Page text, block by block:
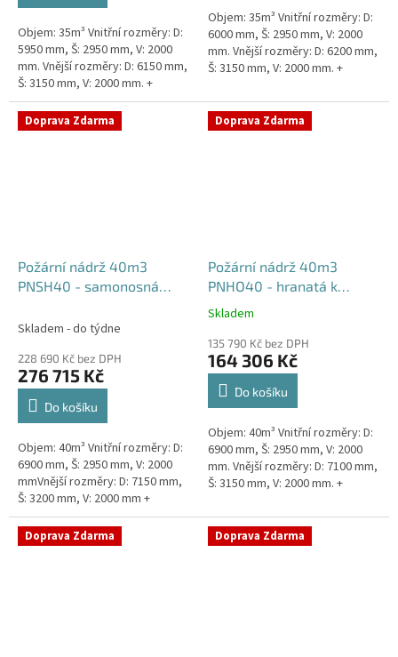
Objem: 35m³ Vnitřní rozměry: D:
5950 mm, Š: 2950 mm, V: 2000
mm. Vnější rozměry: D: 6150 mm,
Š: 3150 mm, V: 2000 mm. +
komínek. Běžná doba dodání 2-3
týdny od objednávky....
hvězdiček.
Objem: 35m³ Vnitřní rozměry: D:
6000 mm, Š: 2950 mm, V: 2000
mm. Vnější rozměry: D: 6200 mm,
Š: 3150 mm, V: 2000 mm. +
týdny od objednávky....
Doprava Zdarma
Požární nádrž 40m3
PNSH40 - samonosná
Skladem - do týdne
228 690 Kč bez DPH
276 715 Kč
Do košíku
Objem: 40m³ Vnitřní rozměry: D:
6900 mm, Š: 2950 mm, V: 2000
mmVnější rozměry: D: 7150 mm,
Š: 3200 mm, V: 2000 mm +
komínek Běžná doba dodání 2-3
týdny od objednávky. Rozměry...
Doprava Zdarma
Požární nádrž 40m3
PNHO40 - hranatá k
obetonování
Průměrné
produktu
je
5,0
hvězdiček.
Skladem
135 790 Kč bez DPH
164 306 Kč
Do košíku
Objem: 40m³ Vnitřní rozměry: D:
6900 mm, Š: 2950 mm, V: 2000
mm. Vnější rozměry: D: 7100 mm,
Š: 3150 mm, V: 2000 mm. +
týdny od objednávky....
Doprava Zdarma Doprava Zdarma